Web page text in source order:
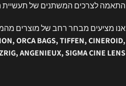
התאמה לצרכים המשתנים של תעשיית
אנו מציעים מבחר רחב של מוצרים
ORCA BAGS, TIFFEN, CINEROID,
ANGENIEUX, SIGMA CINE LENS